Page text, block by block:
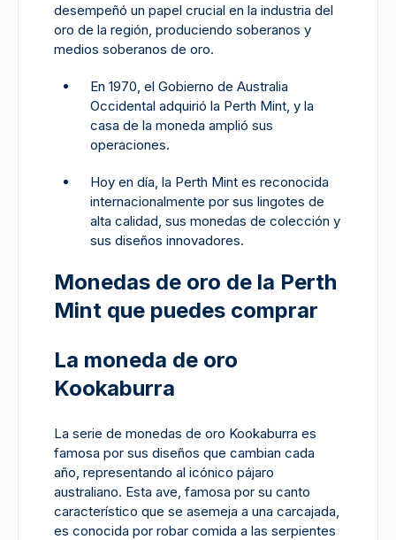
desempeñó un papel crucial en la industria del
oro de la región, produciendo soberanos y
medios soberanos de oro.
En 1970, el Gobierno de Australia
Occidental adquirió la Perth Mint, y la
casa de la moneda amplió sus
operaciones.
Hoy en día, la Perth Mint es reconocida
internacionalmente por sus lingotes de
alta calidad, sus monedas de colección y
sus diseños innovadores.
Monedas de oro de la Perth
Mint que puedes comprar
La moneda de oro
Kookaburra
La serie de monedas de oro Kookaburra es
famosa por sus diseños que cambian cada
año, representando al icónico pájaro
australiano. Esta ave, famosa por su canto
característico que se asemeja a una carcajada,
es conocida por robar comida a las serpientes